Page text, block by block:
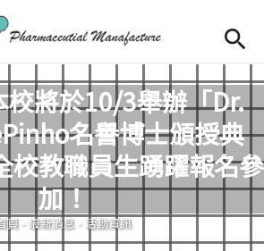
首頁
Open
to Navigation
to Main content
校將於10/3舉辦「Dr.
名譽博士頒授典
校教職員生踴躍報名參
加！
您在這裡
頁-最新消息-活動資訊